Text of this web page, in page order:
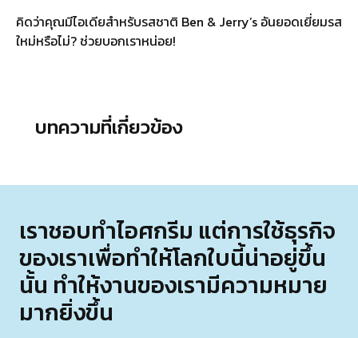
คิดว่าคุณมีไอเดียสำหรับรสชาติ Ben & Jerry’s อันยอดเยี่ยมรส
ใหม่หรือไม่? ช่วยบอกเราหน่อย!
บทความที่เกี่ยวข้อง
เราชอบทำไอศกรีม แต่การใช้ธุรกิจ
ของเราเพื่อทำให้โลกใบนี้น่าอยู่ขึ้น
นั้น ทำให้งานของเรามีความหมาย
มากยิ่งขึ้น